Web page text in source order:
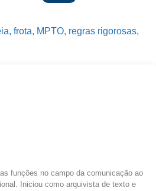
, frota, MPTO, regras rigorosas,
funções no campo da comunicação ao
Iniciou como arquivista de texto e